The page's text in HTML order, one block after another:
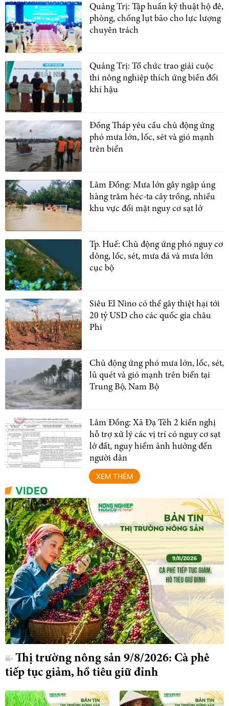
Quảng Trị: Tập huấn kỹ thuật hộ đê,
phòng, chống lụt bão cho lực lượng
chuyên trách
Quảng Trị: Tổ chức trao giải cuộc
thi nông nghiệp thích ứng biến đổi
khí hậu
Đồng Tháp yêu cầu chủ động ứng
phó mưa lớn, lốc, sét và gió mạnh
trên biển
Lâm Đồng: Mưa lớn gây ngập úng
hàng trăm héc-ta cây trồng, nhiều
khu vực đối mặt nguy cơ sạt lở
Tp. Huế: Chủ động ứng phó nguy cơ
dông, lốc, sét, mưa đá và mưa lớn
cục bộ
Siêu El Nino có thể gây thiệt hại tới
20 tỷ USD cho các quốc gia châu
Phi
Chủ động ứng phó mưa lớn, lốc, sét,
lũ quét và gió mạnh trên biển tại
Trung Bộ, Nam Bộ
Lâm Đồng: Xã Đạ Tẻh 2 kiến nghị
hỗ trợ xử lý các vị trí có nguy cơ sạt
lở đất, nguy hiểm ảnh hưởng đến
người dân
XEM THÊM
VIDEO
Thị trường nông sản 9/8/2026: Cà phê
tiếp tục giảm, hồ tiêu giữ đỉnh